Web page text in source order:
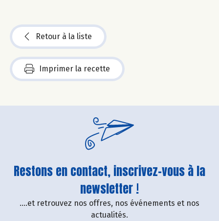
Retour à la liste
Imprimer la recette
Restons en contact, inscrivez-vous à la
newsletter !
....et retrouvez nos offres, nos événements et nos
actualités.